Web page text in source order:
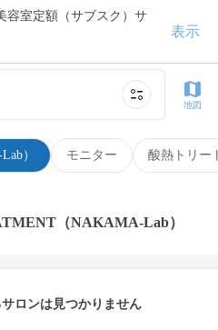
容室定額（サブスク）サ
表示
） モニター 酸熱トリー
地図
（NAKAMA-Lab）
ロンは見つかりません